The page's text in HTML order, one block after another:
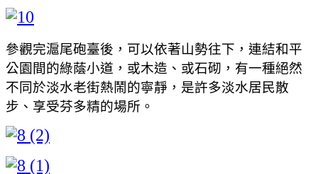
參觀完滬尾砲臺後，可以依著山勢往下，連結和平
公園間的綠蔭小道，或木造、或石砌，有一種絕然
不同於淡水老街熱鬧的寧靜，是許多淡水居民散
步、享受芬多精的場所。